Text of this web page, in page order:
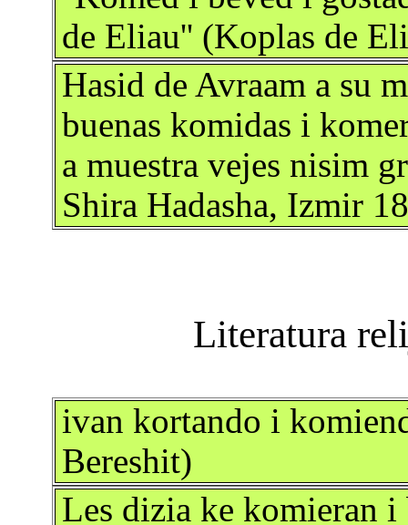
de Eliau'' (Koplas de
Hasid de Avraam a su
buenas komidas i
a muestra vejes nisim
Shira Hadasha, Izmir
ivan kortando i
Bereshit)
Les dizia ke komieran